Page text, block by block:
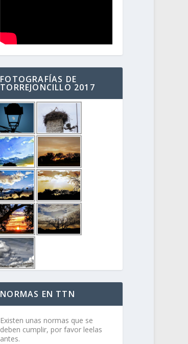
FOTOGRAFÍAS DE
TORREJONCILLO 2017
NORMAS EN TTN
Existen unas normas que se
deben cumplir, por favor leelas
antes.